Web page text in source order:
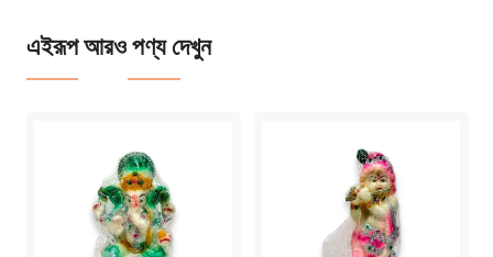
এইরূপ আরও পণ্য দেখুন